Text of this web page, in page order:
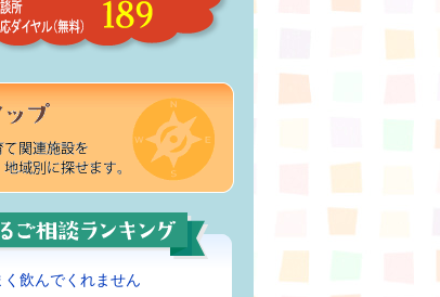
飲んでくれません